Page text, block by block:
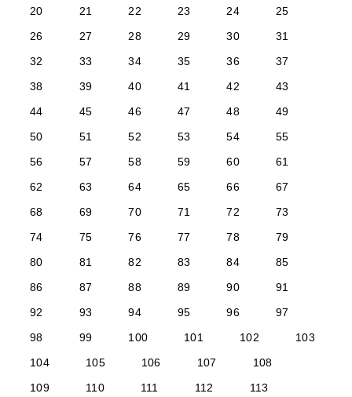
20
21 22 23 24
25
26
27 28 29 30
31
32
33 34 35 36
37
38
39 40 41 42
43
44
45 46 47 48
49
50
51 52 53 54
55
56
57 58 59 60
61
62
63 64 65 66
67
68
69 70 71 72
73
74
75 76 77 78
79
80
81 82 83 84
85
86
87 88 89 90
91
92
93 94 95 96
97
98
99 100 101 102
103
104
105 106 107
108
109
110 111 112
113